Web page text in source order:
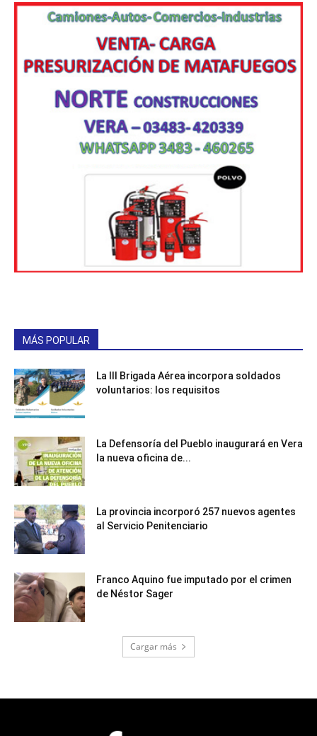
MÁS POPULAR
La III Brigada Aérea incorpora soldados
voluntarios: los requisitos
La Defensoría del Pueblo inaugurará en Vera
la nueva oficina de...
La provincia incorporó 257 nuevos agentes
al Servicio Penitenciario
Franco Aquino fue imputado por el crimen
de Néstor Sager
Cargar más